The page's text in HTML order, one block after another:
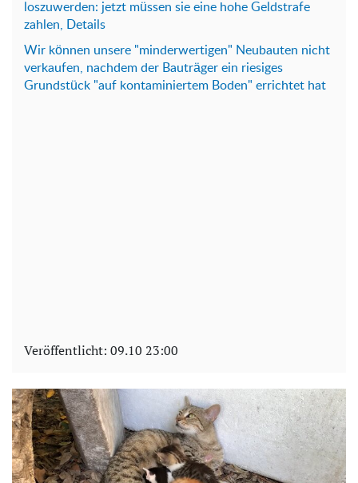
loszuwerden: jetzt müssen sie eine hohe Geldstrafe
zahlen, Details
Wir können unsere "minderwertigen" Neubauten nicht
verkaufen, nachdem der Bauträger ein riesiges
Grundstück "auf kontaminiertem Boden" errichtet hat
Veröffentlicht: 09.10 23:00